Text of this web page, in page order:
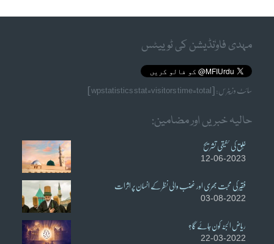
مہدی فاوٗنڈیشن کی ٹوییٹس
سائٹ وزیٹرس: [wpstatistics stat=visitors time=total]
حالیہ خبریں اور مضامین:
خُلق کی حقیقی تشریح
12-06-2023
فقیر کی محبت بھری اور غضب والی نظر کے انسان پر اثرات
03-08-2022
ریاض الجنہ کون جائے گا؟
22-03-2022